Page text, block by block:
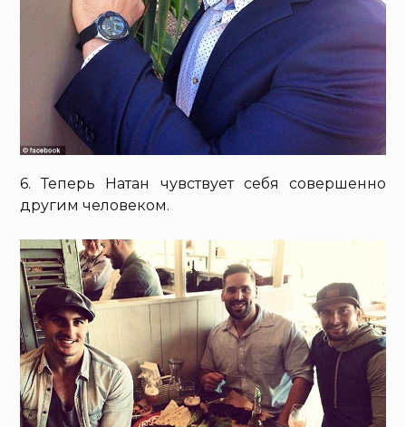
6. Теперь Натан чувствует себя совершенно
другим человеком.